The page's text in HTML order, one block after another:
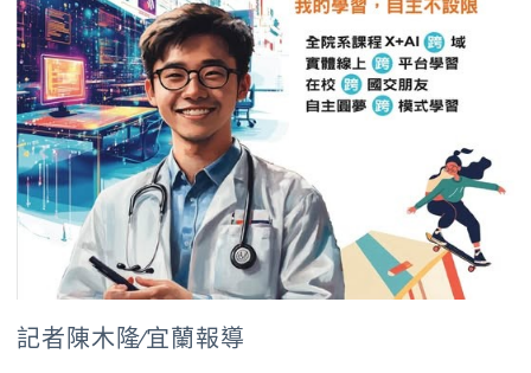
記者陳木隆∕宜蘭報導